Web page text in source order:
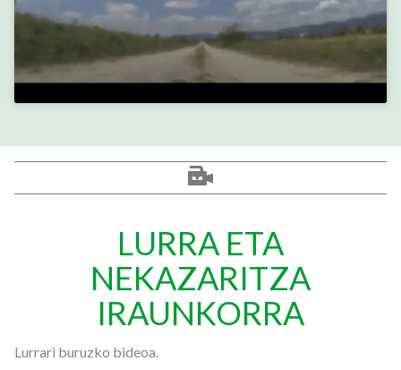
LURRA ETA
NEKAZARITZA
IRAUNKORRA
Lurrari buruzko bideoa.